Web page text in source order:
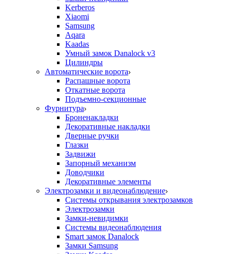
Kerberos
Xiaomi
Samsung
Aqara
Kaadas
Умный замок Danalock v3
Цилиндры
Автоматические ворота
Распашные ворота
Откатные ворота
Подъемно-секционные
Фурнитура
Броненакладки
Декоративные накладки
Дверные ручки
Глазки
Задвижи
Запорный механизм
Доводчики
Декоративные элементы
Электрозамки и видеонаблюдение
Системы открывания электрозамков
Электрозамки
Замки-невидимки
Системы видеонаблюдения
Smart замок Danalock
Замки Samsung